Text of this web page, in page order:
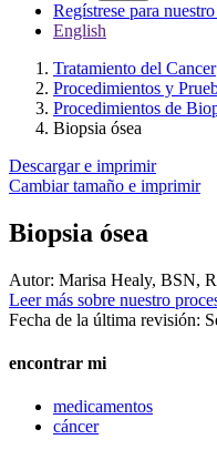
Regístrese para
English
Tratamiento del Cancer
Procedimientos y
Procedimientos de
Biopsia ósea
Descargar e imprimir
Cambiar tamaño e imprimir
Biopsia ósea
Autor: Marisa Healy, BSN,
Leer más sobre nuestro
Fecha de la última revisión:
encontrar mi
medicamentos
cáncer